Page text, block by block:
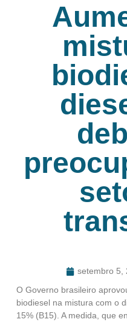
setembro 5,
O Governo brasileiro
biodiesel na mistura com o
15% (B15). A medida, que